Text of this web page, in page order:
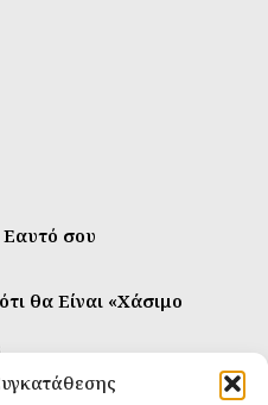
Εαυτό σου
θα Είναι «Χάσιμο
Κομπούτσα